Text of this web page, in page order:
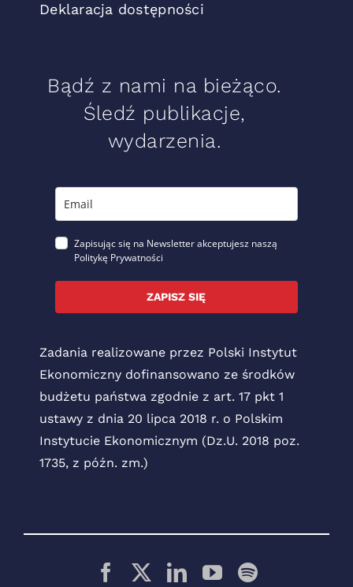
Deklaracja dostępności
Bądź z nami na bieżąco.
Śledź publikacje,
wydarzenia.
Zapisując się na Newsletter akceptujesz naszą
Politykę Prywatności
ZAPISZ SIĘ
Zadania realizowane przez Polski Instytut
Ekonomiczny dofinansowano ze środków
budżetu państwa zgodnie z art. 17 pkt 1
ustawy z dnia 20 lipca 2018 r. o Polskim
Instytucie Ekonomicznym (Dz.U. 2018 poz.
1735, z późn. zm.)